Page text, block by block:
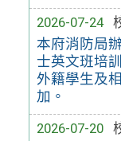
2026-07-24
本府消防局
士英文班培
外籍學生及
加。
2026-07-20